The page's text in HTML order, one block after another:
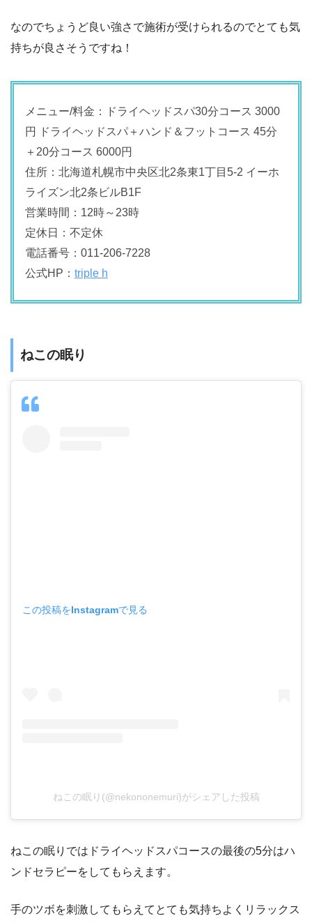
なのでちょうど良い強さで施術が受けられるのでとても気
持ちが良さそうですね！
メニュー/料金：ドライヘッドスパ30分コース 3000
円 ドライヘッドスパ＋ハンド＆フットコース 45分
＋20分コース 6000円
住所：北海道札幌市中央区北2条東1丁目5-2 イーホ
ライズン北2条ビルB1F
営業時間：12時～23時
定休日：不定休
電話番号：011-206-7228
公式HP： triple h
ねこの眠り
この投稿をInstagramで見る
ねこの眠り(@nekononemuri)がシェアした投稿
ねこの眠りではドライヘッドスパコースの最後の5分はハ
ンドセラピーをしてもらえます。
手のツボを刺激してもらえてとても気持ちよくリラックス